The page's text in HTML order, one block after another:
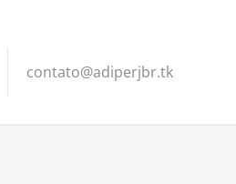
contato@adiperjbr.tk